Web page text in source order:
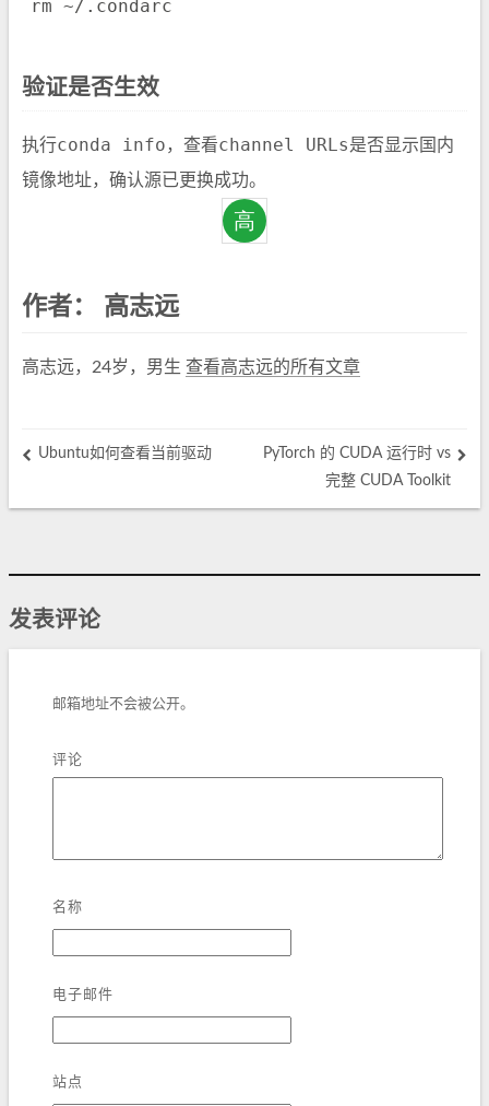
rm
验证是否生效
执行conda info，查看channel URLs是否显示国内
镜像地址，确认源已更换成功。
作者： 高志远
高志远，24岁，男生 查看高志远的所有文章
Ubuntu如何查看当前驱动
PyTorch 的 CUDA 运行时 vs
完整 CUDA Toolkit
发表评论
邮箱地址不会被公开。
评论
名称
电子邮件
站点